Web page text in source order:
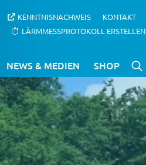
KENNTNISNACHWEIS
KONTAKT
LÄRMMESSPROTOKOLL ERSTELLEN
NEWS & MEDIEN SHOP